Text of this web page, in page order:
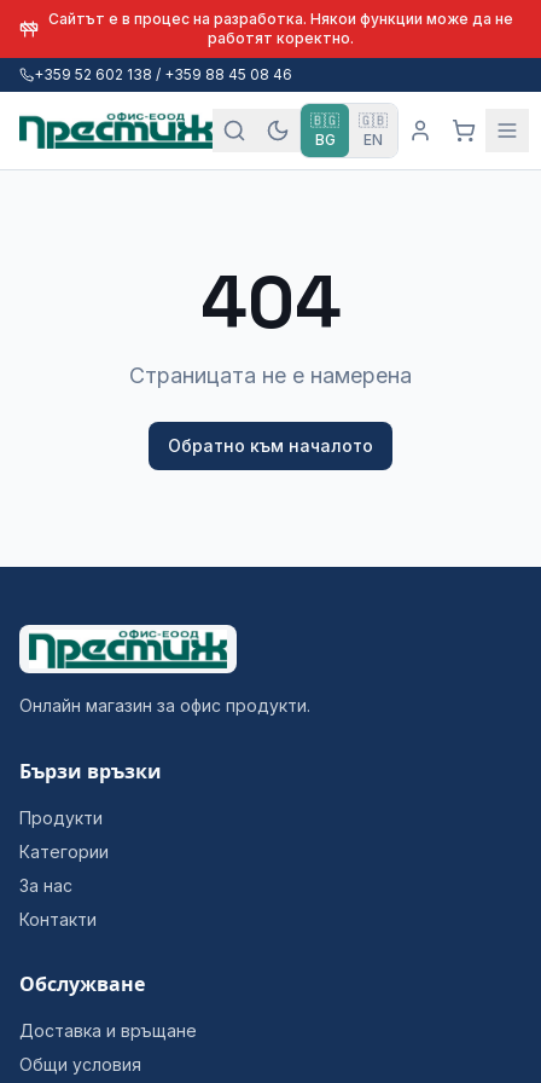
Сайтът е в процес на разработка. Някои функции може да не
работят коректно.
+359 52 602 138 / +359 88 45 08 46
🇧🇬
BG
🇬🇧
EN
404
Страницата не е намерена
Обратно към началото
Онлайн магазин за офис продукти.
Бързи връзки
Продукти
Категории
За нас
Контакти
Обслужване
Доставка и връщане
Общи условия